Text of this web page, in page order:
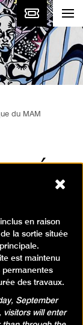
du MAM
|
du
en raison
la sortie située
est maintenu
permanentes
des travaux.
September
visitors will enter